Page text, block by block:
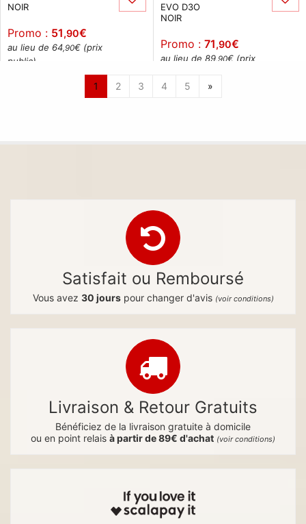
NOIR
Promo : 51,90€
au lieu de 64,90€ (prix
public)
EVO D3O
NOIR
Promo : 71,90€
au lieu de 89,90€ (prix
1 2 3 4 5 »
Satisfait ou Remboursé
Vous avez 30 jourspour changer d'avis (voir conditions)
Livraison & Retour Gratuits
Bénéficiez de la livraison gratuite à domicile
ou en point relais à partir de 89€ d'achat (voir conditions)